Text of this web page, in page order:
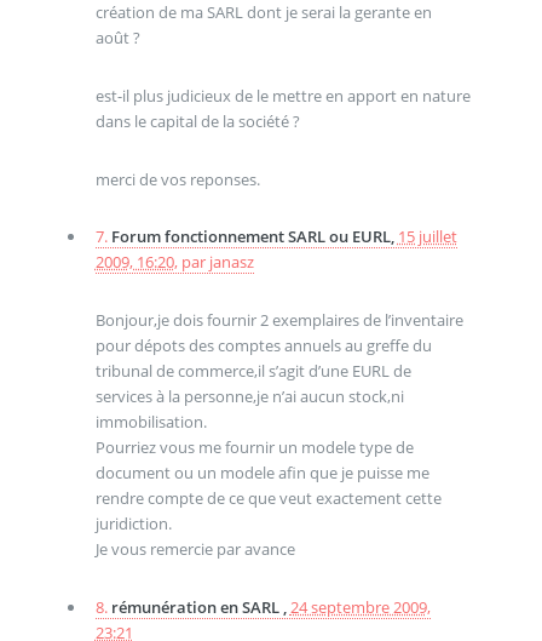
création de ma SARL dont je serai la gerante en
août ?
est-il plus judicieux de le mettre en apport en nature
dans le capital de la société ?
merci de vos reponses.
7. Forum fonctionnement SARL ou EURL, 15 juillet
2009, 16:20, par janasz
Bonjour,je dois fournir 2 exemplaires de l’inventaire
pour dépots des comptes annuels au greffe du
tribunal de commerce,il s’agit d’une EURL de
services à la personne,je n’ai aucun stock,ni
immobilisation.
Pourriez vous me fournir un modele type de
document ou un modele afin que je puisse me
rendre compte de ce que veut exactement cette
juridiction.
Je vous remercie par avance
8. rémunération en SARL , 24 septembre 2009,
23:21